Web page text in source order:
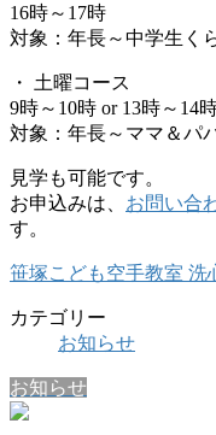
16時～17時
対象：年長～中学生く
・ 土曜コース
9時～10時 or 13時～14
対象：年長～ママ＆パ
見学も可能です。
お申込みは、 お問い合
す。
笹塚こども空手教室 洗
カテゴリー
お知らせ
お知らせ